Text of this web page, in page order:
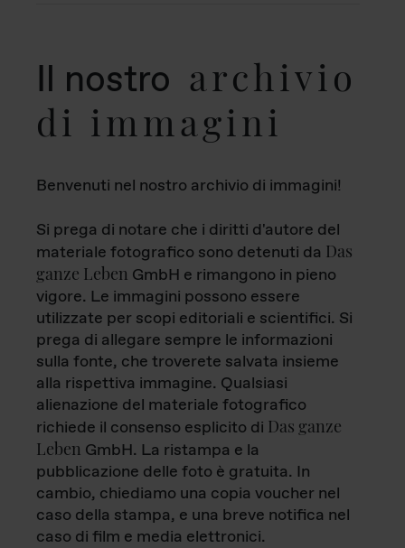
Il nostro archivio
di immagini
Benvenuti nel nostro archivio di immagini!
Si prega di notare che i diritti d'autore del
materiale fotografico sono detenuti da Das
ganze Leben GmbH e rimangono in pieno
vigore. Le immagini possono essere
utilizzate per scopi editoriali e scientifici. Si
prega di allegare sempre le informazioni
sulla fonte, che troverete salvata insieme
alla rispettiva immagine. Qualsiasi
alienazione del materiale fotografico
richiede il consenso esplicito di Das ganze
Leben GmbH. La ristampa e la
pubblicazione delle foto è gratuita. In
cambio, chiediamo una copia voucher nel
caso della stampa, e una breve notifica nel
caso di film e media elettronici.